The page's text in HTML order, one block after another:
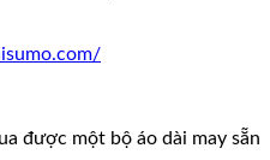
được một bộ áo dài may sẵn